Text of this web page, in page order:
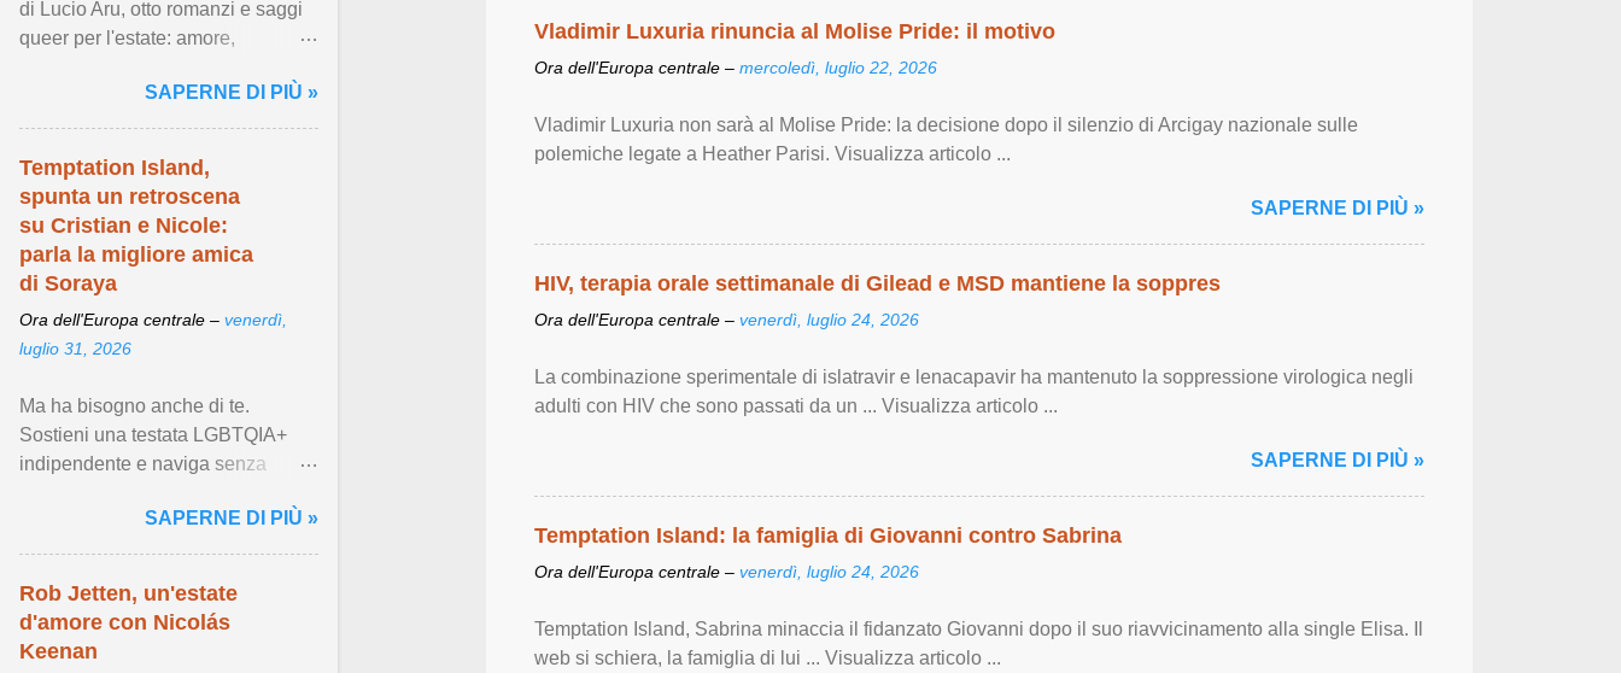
Vladimir Luxuria rinuncia al Molise Pride: il motivo
Ora dell'Europa centrale – mercoledì, luglio 22, 2026
Vladimir Luxuria non sarà al Molise Pride: la decisione dopo il silenzio di Arcigay nazionale sulle
polemiche legate a Heather Parisi. Visualizza articolo ...
SAPERNE DI PIÙ »
HIV, terapia orale settimanale di Gilead e MSD mantiene la soppres
Ora dell'Europa centrale – venerdì, luglio 24, 2026
La combinazione sperimentale di islatravir e lenacapavir ha mantenuto la soppressione virologica negli
adulti con HIV che sono passati da un ... Visualizza articolo ...
SAPERNE DI PIÙ »
Temptation Island: la famiglia di Giovanni contro Sabrina
Ora dell'Europa centrale – venerdì, luglio 24, 2026
Temptation Island, Sabrina minaccia il fidanzato Giovanni dopo il suo riavvicinamento alla single Elisa. Il
web si schiera, la famiglia di lui ... Visualizza articolo ...
di Lucio Aru, otto romanzi e saggi
queer per l'estate: amore,
mondo." Visualizza articolo ...
SAPERNE DI PIÙ »
Temptation Island,
spunta un retroscena
su Cristian e Nicole:
parla la migliore amica
di Soraya
Ora dell'Europa centrale – venerdì,
luglio 31, 2026
Ma ha bisogno anche di te.
Sostieni una testata LGBTQIA+
indipendente e naviga senza
SAPERNE DI PIÙ »
Rob Jetten, un'estate
d'amore con Nicolás
Keenan